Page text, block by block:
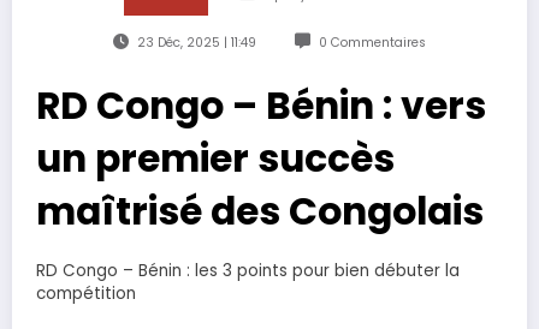
23 Déc, 2025 | 11:49 0 Commentaires
RD Congo – Bénin : vers
un premier succès
maîtrisé des Congolais
RD Congo – Bénin : les 3 points pour bien débuter la
compétition